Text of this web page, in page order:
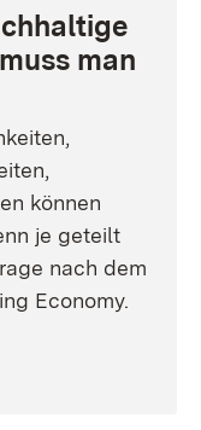
man
können
je geteilt
nach dem
Economy.